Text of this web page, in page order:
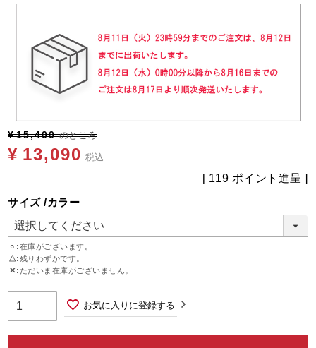
¥ 15,400 のところ
¥ 13,090 税込
[ 119 ポイント進呈 ]
サイズ
カラー
○
在庫がございます。
△ 残りわずかです。
✕
ただいま在庫がございません。
お気に入りに登録する